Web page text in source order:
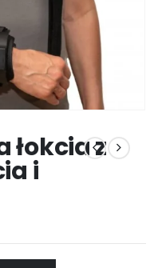
łokcia z
i